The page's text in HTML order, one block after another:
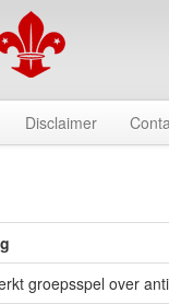
Disclaimer
groepsspel over